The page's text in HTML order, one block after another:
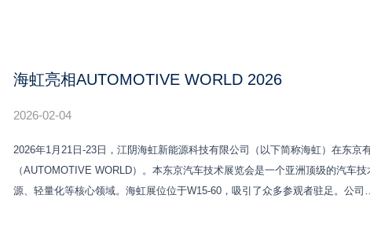
海虹亮相AUTOMOTIVE WORLD 2026
2026-02-04
2026年1月21日-23日，江阴海虹新能源科技有限公司（以下简称海虹）在东
（AUTOMOTIVE WORLD）。本东京汽车技术展览会是一个亚洲顶级的汽车
源、轻量化等核心领域。海虹展位位于W15-60，吸引了众多参观者驻足。公司…